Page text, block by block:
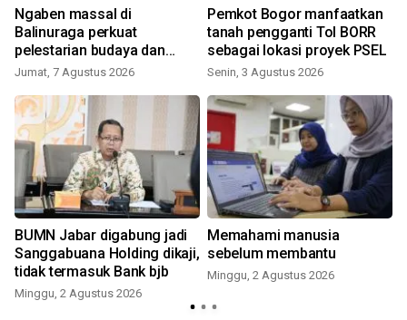
Ngaben massal di
Balinuraga perkuat
pelestarian budaya dan
ekonomi masyarakat
Jumat, 7 Agustus 2026
Pemkot Bogor manfaatkan
tanah pengganti Tol BORR
sebagai lokasi proyek PSEL
Senin, 3 Agustus 2026
BUMN Jabar digabung jadi
Sanggabuana Holding dikaji,
tidak termasuk Bank bjb
Minggu, 2 Agustus 2026
Memahami manusia
sebelum membantu
Minggu, 2 Agustus 2026